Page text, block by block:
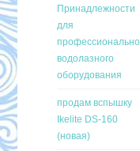
Принадлежности
для
водолазного
оборудования
продам вспышку
Ikelite DS-160
(новая)